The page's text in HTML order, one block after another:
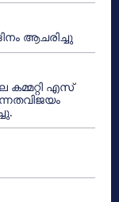
ആചരിച്ചു
എസ്